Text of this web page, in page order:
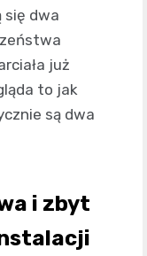
się dwa
już
to jak
są dwa
i zbyt